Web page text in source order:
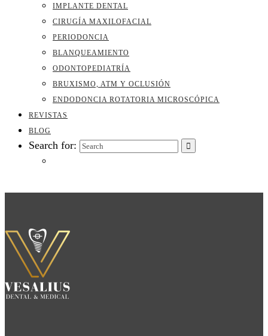
IMPLANTE DENTAL
CIRUGÍA MAXILOFACIAL
PERIODONCIA
BLANQUEAMIENTO
ODONTOPEDIATRÍA
BRUXISMO, ATM Y OCLUSIÓN
ENDODONCIA ROTATORIA MICROSCÓPICA
REVISTAS
BLOG
Search for: